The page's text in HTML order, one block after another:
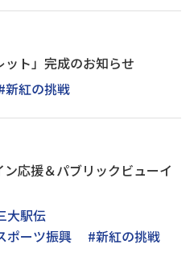
ット」完成のお知らせ
新紅の挑戦
応援＆パブリックビューイ
大駅伝
ポーツ振興 #新紅の挑戦